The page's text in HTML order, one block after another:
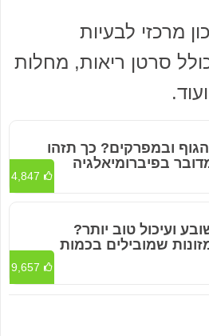
מרכזי לבעיות
סרטן ריאות, מחלות
ובמפרקים? כך תזהו
בפיברומיאלגיה
4,847
ועיכול טוב יותר?
שמובילים בכמות
9,657